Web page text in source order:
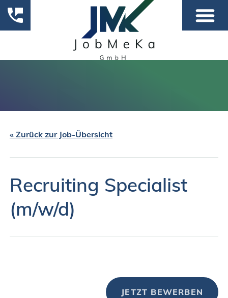
« Zurück zur Job-Übersicht
Recruiting Specialist
(m/w/d)
JETZT BEWERBEN